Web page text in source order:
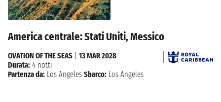
America centrale: Stati Uniti, Messico
OVATION OF THE SEAS
13 MAR 2028
Durata: 4 notti
Partenza da: Los Angeles Sbarco: Los Angeles